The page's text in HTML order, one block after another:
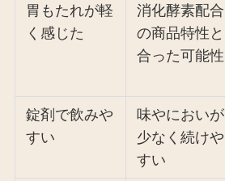
胃もたれが軽
く感じた
消化酵素配合
の商品特性と
合った可能性
錠剤で飲みや
すい
味やにおいが
少なく続けや
すい